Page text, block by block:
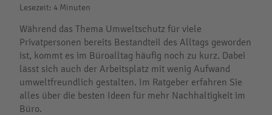
Lesezeit: 4 Minuten
Während das Thema Umweltschutz für viele
Privatpersonen bereits Bestandteil des Alltags geworden
ist, kommt es im Büroalltag häufig noch zu kurz. Dabei
lässt sich auch der Arbeitsplatz mit wenig Aufwand
umweltfreundlich gestalten. Im Ratgeber erfahren Sie
alles über die besten Ideen für mehr Nachhaltigkeit im
Büro.